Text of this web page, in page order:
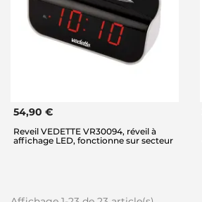
54,90 €
Reveil VEDETTE VR30094, réveil à
affichage LED, fonctionne sur secteur